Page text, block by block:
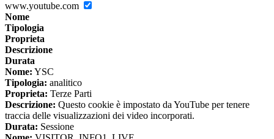
www.youtube.com
Nome
Tipologia
Proprieta
Descrizione
Durata
Nome: YSC
Tipologia: analitico
Proprieta: Terze Parti
Descrizione: Questo cookie è impostato da YouTube per tenere
traccia delle visualizzazioni dei video incorporati.
Durata: Sessione